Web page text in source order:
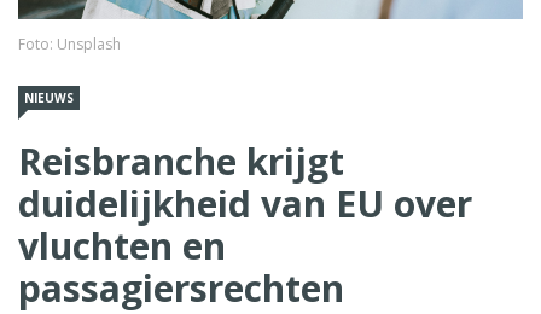
Foto: Unsplash
NIEUWS
Reisbranche krijgt
duidelijkheid van EU over
vluchten en
passagiersrechten